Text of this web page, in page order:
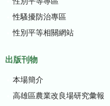
性騷擾防治專區
性別平等相關網站
出版刊物
本場簡介
高雄區農業改良場研究彙報